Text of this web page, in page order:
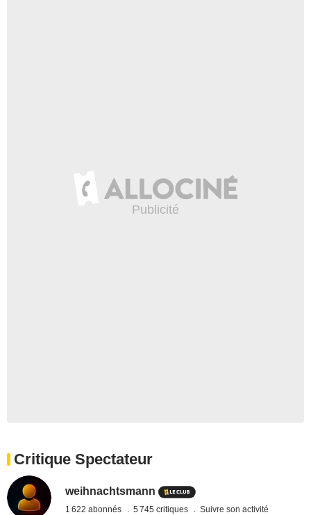
Critique Spectateur
weihnachtsmann
1 622 abonnés 5 745 critiques Suivre son activité